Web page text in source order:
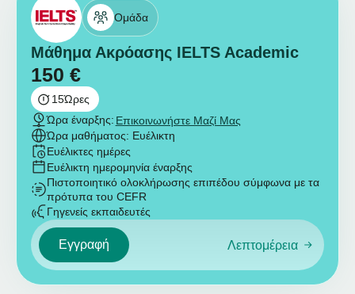
Ομάδα
Μάθημα Ακρόασης IELTS Academic
150 €
15Ώρες
Ώρα έναρξης: Επικοινωνήστε Μαζί Μας
Ώρα μαθήματος: Ευέλικτη
Ευέλικτες ημέρες
Ευέλικτη ημερομηνία έναρξης
Πιστοποιητικό ολοκλήρωσης επιπέδου σύμφωνα με τα
πρότυπα του CEFR
Γηγενείς εκπαιδευτές
Εγγραφή Λεπτομέρεια